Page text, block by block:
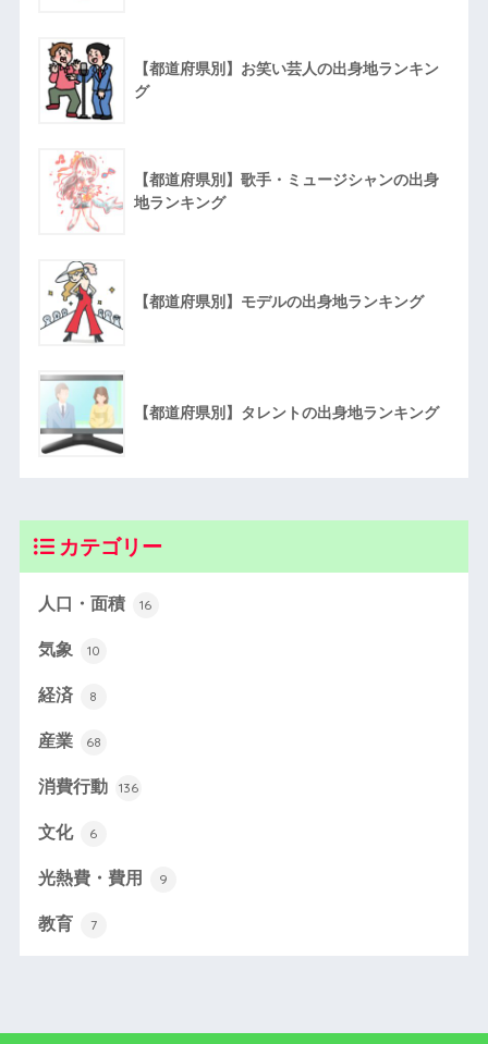
【都道府県別】お笑い芸人の出身地ランキン
グ
【都道府県別】歌手・ミュージシャンの出身
地ランキング
【都道府県別】モデルの出身地ランキング
【都道府県別】タレントの出身地ランキング
カテゴリー
人口・面積 16
気象 10
経済 8
産業 68
消費行動 136
文化 6
光熱費・費用 9
教育 7